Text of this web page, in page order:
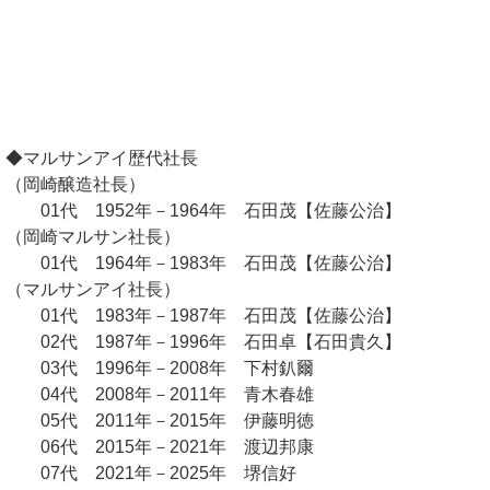
◆マルサンアイ歴代社長
（岡崎醸造社長）
01代 1952年－1964年 石田茂【佐藤公治】
（岡崎マルサン社長）
01代 1964年－1983年 石田茂【佐藤公治】
（マルサンアイ社長）
01代 1983年－1987年 石田茂【佐藤公治】
02代 1987年－1996年 石田卓【石田貴久】
03代 1996年－2008年 下村釟爾
04代 2008年－2011年 青木春雄
05代 2011年－2015年 伊藤明徳
06代 2015年－2021年 渡辺邦康
07代 2021年－2025年 堺信好